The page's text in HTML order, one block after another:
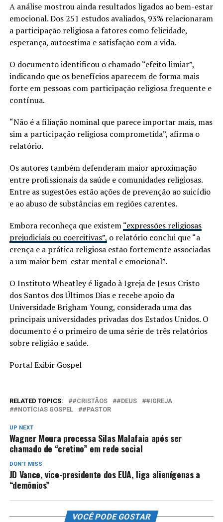
A análise mostrou ainda resultados ligados ao bem-estar
emocional. Dos 251 estudos avaliados, 93% relacionaram
a participação religiosa a fatores como felicidade,
esperança, autoestima e satisfação com a vida.
O documento identificou o chamado “efeito limiar”,
indicando que os benefícios aparecem de forma mais
forte em pessoas com participação religiosa frequente e
contínua.
“Não é a filiação nominal que parece importar mais, mas
sim a participação religiosa comprometida”, afirma o
relatório.
Os autores também defenderam maior aproximação
entre profissionais da saúde e comunidades religiosas.
Entre as sugestões estão ações de prevenção ao suicídio
e ao abuso de substâncias em regiões carentes.
Embora reconheça que existem“expressões religiosas
prejudiciais ou coercitivas”, o relatório conclui que “a
crença e a prática religiosa estão fortemente associadas
a um maior bem-estar mental e emocional”.
O Instituto Wheatley é ligado à Igreja de Jesus Cristo
dos Santos dos Últimos Dias e recebe apoio da
Universidade Brigham Young, considerada uma das
principais universidades privadas dos Estados Unidos. O
documento é o primeiro de uma série de três relatórios
sobre religião e saúde.
Portal Exibir Gospel
RELATED TOPICS: #CRISTÃOS #DEUS
#IGREJA
#NOTÍCIAS GOSPEL
#PASTOR
UP NEXT
Wagner Moura processa Silas Malafaia após ser
chamado de “cretino” em rede social
DON'T MISS
JD Vance, vice-presidente dos EUA, liga alienígenas a
“demônios”
VOCÊ PODE GOSTAR